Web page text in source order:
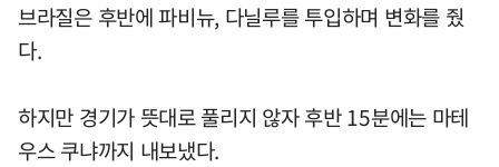
브라질은 후반에 파비뉴, 다닐루를 투입하며 변화를 줬
다.
하지만 경기가 뜻대로 풀리지 않자 후반 15분에는 마테
우스 쿠냐까지 내보냈다.